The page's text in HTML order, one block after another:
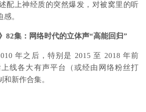
配上神经质的突然爆发，对被窝里的听
。
82集：网络时代的立体声“高能回归”
年之后，特别是 2015 至 2018 年前
线各大有声平台（或经由网络粉丝打
新作合集。